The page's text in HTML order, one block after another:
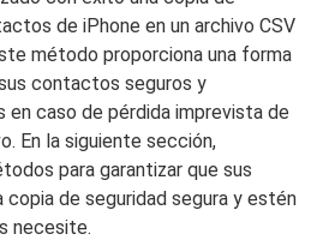
de iPhone en un archivo CSV
método proporciona una forma
contactos seguros y
caso de pérdida imprevista de
En la siguiente sección,
para garantizar que sus
de seguridad segura y estén
necesite.